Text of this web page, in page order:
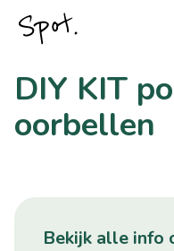
DIY KIT
oorbellen
bekijk alle